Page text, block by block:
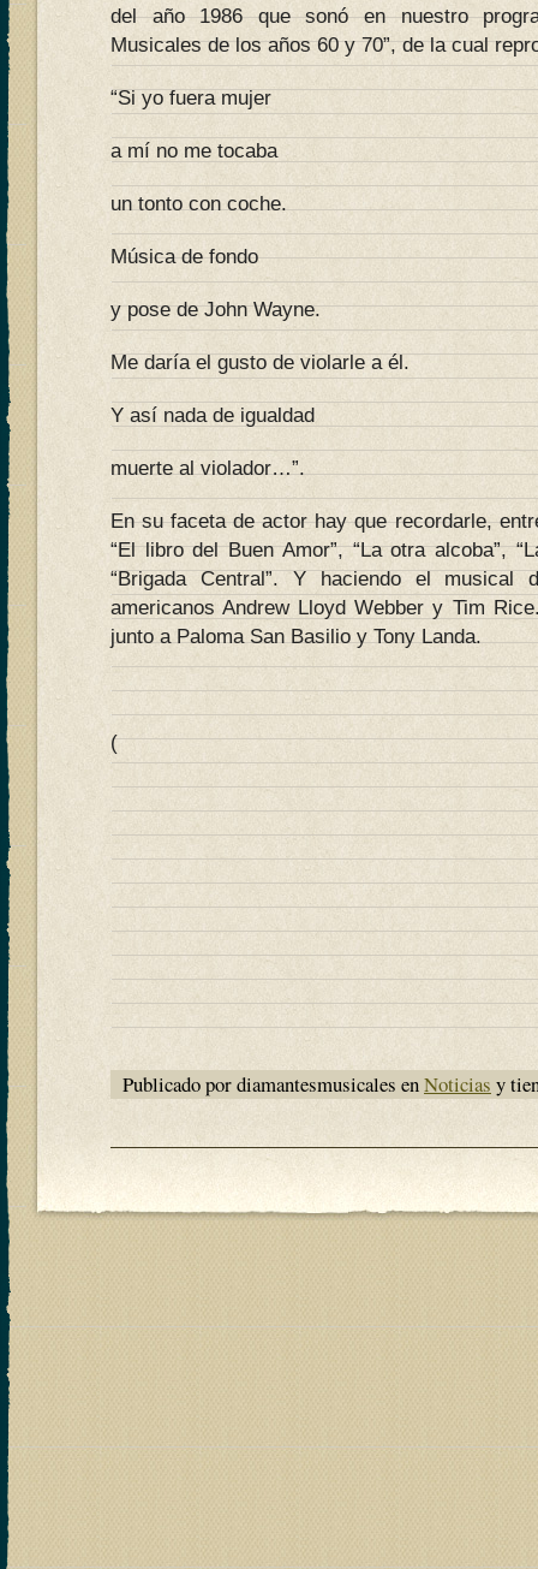
del año 1986 que sonó en nuestro
Musicales de los años 60 y 70”, de la cual
“Si yo fuera mujer
a mí no me tocaba
un tonto con coche.
Música de fondo
y pose de John Wayne.
Me daría el gusto de violarle a él.
Y así nada de igualdad
muerte al violador…”.
En su faceta de actor hay que recordarle,
“El libro del Buen Amor”, “La otra alcoba”,
“Brigada Central”. Y haciendo el musical
americanos Andrew Lloyd Webber y Tim
junto a Paloma San Basilio y Tony Landa.
(
Publicado por diamantesmusicales enNoticias y